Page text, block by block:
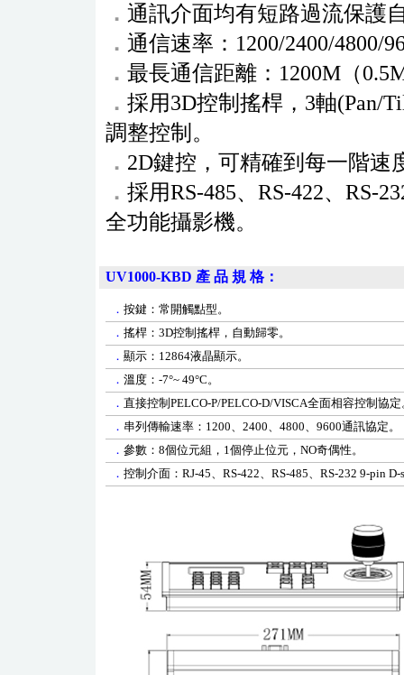
． 通訊介面均有短路過流保護
． 通信速率：1200/2400/4800/
． 最長通信距離：1200M（
． 採用3D控制搖桿，3軸(Pan/
調整控制。
． 2D鍵控，可精確到每一階速
． 採用RS-485、RS-422、RS-
全功能攝影機。
UV1000-KBD 產 品 規 格：
． 按鍵：常開觸點型。
． 搖桿： 3D控制搖桿，自動歸零。
． 顯示： 12864液晶顯示。
． 溫度： -7°~ 49°C。
． 直接控制 PELCO-P/PELCO-D/VISCA全面相容控制協定
． 串列傳輸速率： 1200、 2400、 4800、 9600通訊協定。
． 參數： 8個位元組， 1個停止位元， NO奇偶性。
． 控制介面： RJ-45、 RS-422、 RS-485、 RS-232 9-pin D-